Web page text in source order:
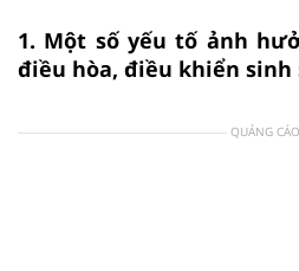
1. Một số yếu tố ảnh
điều hòa, điều khiển sinh
QUẢNG CÁO